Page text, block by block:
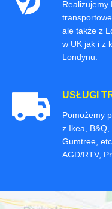
Realizujemy
ale także z
w UK jak i z
Londynu.
USŁUGI
Pomożemy
z Ikea, B&Q,
Gumtree,
AGD/RTV,